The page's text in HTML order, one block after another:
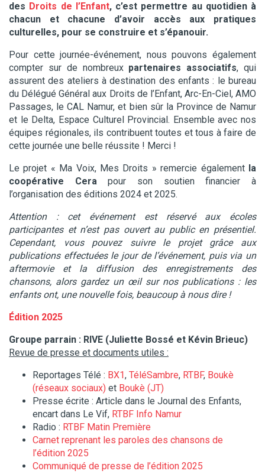
des Droits de l’Enfant, c’est permettre au quotidien à
chacun et chacune d’avoir accès aux pratiques
culturelles, pour se construire et s’épanouir.
Pour cette journée-événement, nous pouvons également
compter sur de nombreux partenaires associatifs, qui
assurent des ateliers à destination des enfants : le bureau
du Délégué Général aux Droits de l’Enfant, Arc-En-Ciel, AMO
Passages, le CAL Namur, et bien sûr la Province de Namur
et le Delta, Espace Culturel Provincial. Ensemble avec nos
équipes régionales, ils contribuent toutes et tous à faire de
cette journée une belle réussite ! Merci !
Le projet « Ma Voix, Mes Droits » remercie égalementla
coopérative Cerapour son soutien financier à
l’organisation des éditions 2024 et 2025.
Attention :cet événement est réservé aux écoles
participanteset n’est pas ouvert au public en présentiel.
Cependant, vous pouvez suivre le projet grâce aux
publications effectuées le jour de l’événement, puis via un
aftermovie et la diffusion des enregistrements des
chansons, alors gardez un œil sur nos publications : les
enfants ont, une nouvelle fois, beaucoup à nous dire !
Édition 2025
Groupe parrain : RIVE (Juliette Bossé et Kévin Brieuc)
Revue de presse et documents utiles :
Reportages Télé : BX1, TéléSambre, RTBF, Boukè
(réseaux sociaux) et Boukè (JT)
Presse écrite : Article dans le Journal des Enfants,
encart dans Le Vif, RTBF Info Namur
Radio : RTBF Matin Première
Carnet reprenant les paroles des chansons de
l’édition 2025
Communiqué de presse de l’édition 2025